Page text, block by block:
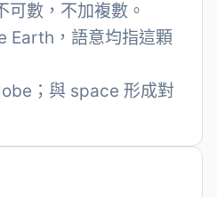
可數，不加複數。
Earth，語意均指這顆
；與 space 形成對